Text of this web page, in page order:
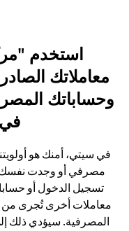
استخدم
معاملاتك
وحساباتك
في
في سيتي، أمنك هو
مصرفي أو وجدت نفسك
تسجيل الدخول أو
معاملات أخرى تُجرى من
المصرفية. سيؤدي ذلك